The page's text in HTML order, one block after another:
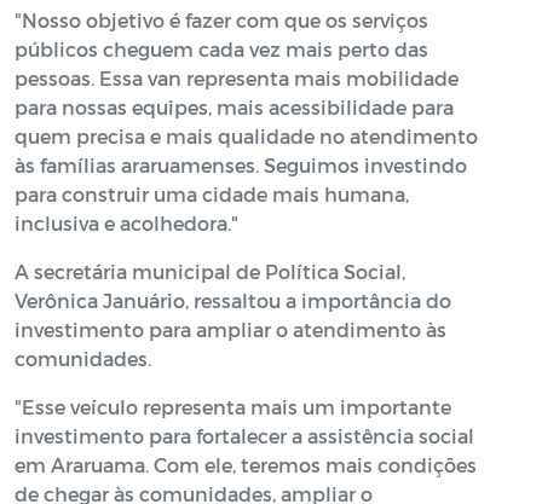
"Nosso objetivo é fazer com que os serviços
públicos cheguem cada vez mais perto das
pessoas. Essa van representa mais mobilidade
para nossas equipes, mais acessibilidade para
quem precisa e mais qualidade no atendimento
às famílias araruamenses. Seguimos investindo
para construir uma cidade mais humana,
inclusiva e acolhedora."
A secretária municipal de Política Social,
Verônica Januário, ressaltou a importância do
investimento para ampliar o atendimento às
comunidades.
"Esse veículo representa mais um importante
investimento para fortalecer a assistência social
em Araruama. Com ele, teremos mais condições
de chegar às comunidades, ampliar o